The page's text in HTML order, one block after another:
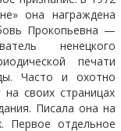
она награждена
Прокопьевна —
ненецкого
печати
Часто и охотно
своих страницах
Писала она на
Первое отдельное